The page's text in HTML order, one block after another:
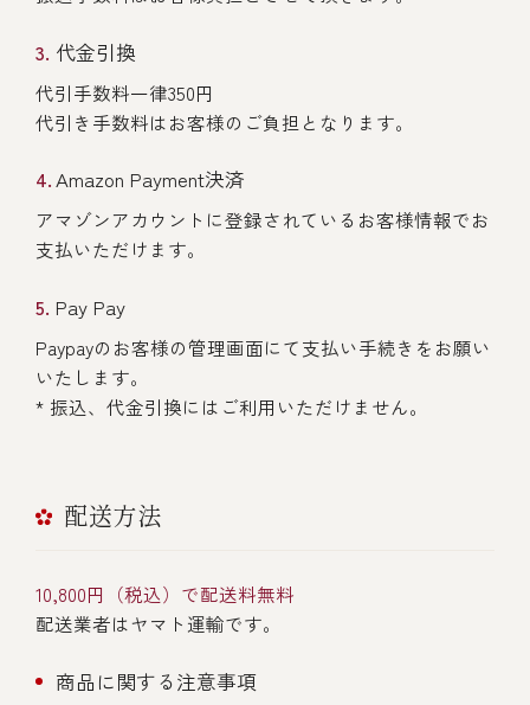
代金引換
代引手数料一律350円
代引き手数料はお客様のご負担となります。
Amazon Payment決済
アマゾンアカウントに登録されているお客様情報でお
支払いただけます。
Pay Pay
Paypayのお客様の管理画面にて支払い手続きをお願い
いたします。
* 振込、代金引換にはご利用いただけません。
配送方法
10,800円（税込）で配送料無料
配送業者はヤマト運輸です。
商品に関する注意事項